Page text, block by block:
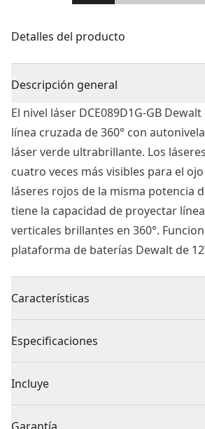
Detalles del producto
Descripción general
El nivel láser DCE089D1G-GB
línea cruzada de 360° con
láser verde ultrabrillante. Los
cuatro veces más visibles para el
láseres rojos de la misma potencia
tiene la capacidad de proyectar
verticales brillantes en 360°.
plataforma de baterías Dewalt de
Características
Proyecta 3 líneas autonivelantes 360º
Precisión: +/-3mm@10m
Proyecta líneas brillantes
Especificaciones
Tipo de producto
Voltaje
Incluye